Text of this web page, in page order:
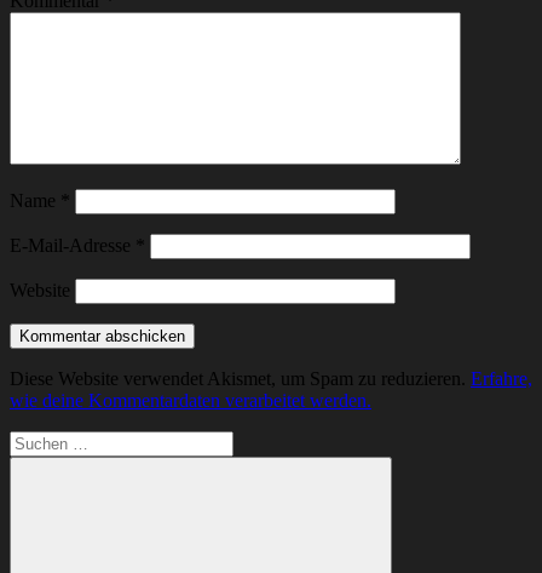
Name *
E-Mail-Adresse *
Website
Diese Website verwendet Akismet, um Spam zu reduzieren. Erfahre,
wie deine Kommentardaten verarbeitet werden.
Suchen
nach: